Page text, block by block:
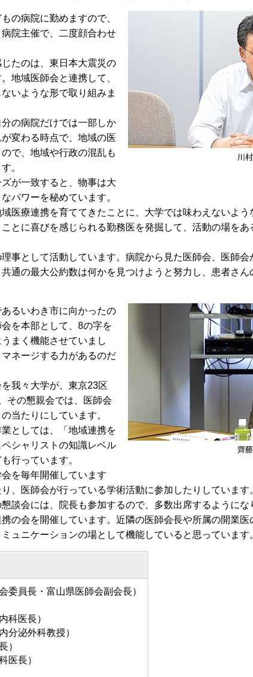
の病院に勤めますので、
院主催で、二度顔合わせ
たのは、東日本大震災の
地域医師会と連携して、
いような形で取り組みま
の病院だけでは一部しか
変わる時点で、地域の医
で、地域や行政の混乱も
。
が一致すると、物事は大
パワーを秘めています。
医療連携を育ててきたことに、大学では味わえないよう
とに喜びを感じられる勤務医を発掘して、活動の場を
事として活動しています。病院から見た医師会、医師会
通の最大公約数は何かを見つけようと努力し、患者さん
るいわき市に向かったの
を本部として、8の字を
まく機能させていまし
ネージする力があるのだ
我々大学が、東京23区
その懇親会では、医師会
当たりにしています。
としては、「地域連携を
シャリストの知識レベル
行っています。
を毎年開催しています
、医師会が行っている学術活動に参加したりしています
談会には、院長も参加するので、多数出席するようにな
の会を開催しています。近隣の医師会長や所属の開業医
ュニケーションの場として機能していると思っています
委員長・富山県医師会副会長）
科医長）
分泌外科教授）
）
医長）